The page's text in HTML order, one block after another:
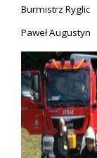
Burmistrz Ryglic
Paweł Augustyn